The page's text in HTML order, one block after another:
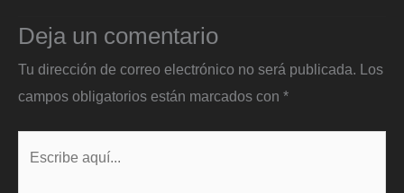
Deja un comentario
Tu dirección de correo electrónico no será publicada. Los
campos obligatorios están marcados con *